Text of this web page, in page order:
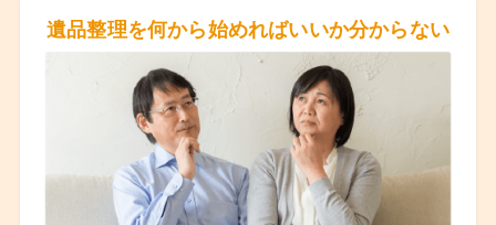
遺品整理を何から始めればいいか分からない